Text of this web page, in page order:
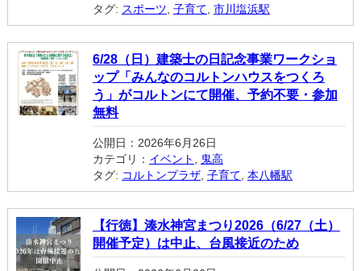
タグ: スポーツ 子育て 市川塩浜駅
6/28（日）建築士の日記念事業ワークショ
ップ「みんなのコルトンハウスをつくろ
う」がコルトンにて開催、予約不要・参加
無料
公開日：2026年6月26日
カテゴリ： イベント
鬼高
タグ: コルトンプラザ, 子育て 本八幡駅
【行徳】湊水神宮まつり2026（6/27（土）
開催予定）は中止、台風接近のため